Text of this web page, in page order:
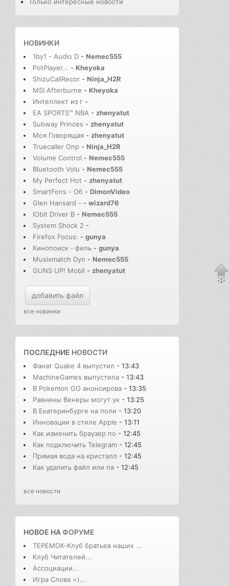
Только интересные новости
НОВИНКИ
1by1 - Audio D - Nemec555
PotPlayer... - Kheyoka
ShizuCallRecor - Ninja_H2R
MSI Afterburne - Kheyoka
Интеллект из г -
EA SPORTS™ NBA - zhenyatut
Subway Princes - zhenyatut
Моя Говорящая - zhenyatut
Truecaller Опр - Ninja_H2R
Volume Control - Nemec555
Bluetooth Volu - Nemec555
My Perfect Hot - zhenyatut
SmartFons - Об - DimonVideo
Glen Hansard - - wizard76
IObit Driver B - Nemec555
System Shock 2 -
Firefox Focus: - gunya
Кинопоиск－филь - gunya
Musixmatch Dyn - Nemec555
GUNS UP! Mobil - zhenyatut
добавить файл
все новинки
ПОСЛЕДНИЕ НОВОСТИ
Фанат Quake 4 выпустил - 13:43
MachineGames выпустила - 13:43
В Pokemon GO анонсирова - 13:35
Равнины Венеры могут ук - 13:25
В Екатеринбурге на поли - 13:20
Инновации в стиле Apple - 13:11
Как изменить браузер по - 12:45
Как подключить Telegram - 12:45
Прямая вода на кристалл - 12:45
Как удалить файл или па - 12:45
все новости
НОВОЕ НАФОРУМЕ
ТЕРЕМОК-Клуб братьев наших ...
Клуб Читателей...
Ассоциации...
Игра Слова =)...